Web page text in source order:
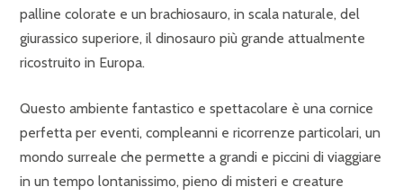
palline colorate e un brachiosauro, in scala naturale, del
giurassico superiore, il dinosauro più grande attualmente
ricostruito in Europa.
Questo ambiente fantastico e spettacolare è una cornice
perfetta per eventi, compleanni e ricorrenze particolari, un
mondo surreale che permette a grandi e piccini di viaggiare
in un tempo lontanissimo, pieno di misteri e creature